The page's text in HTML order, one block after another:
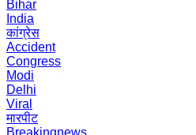
Bihar
India
कांग्रेस
Accident
Congress
Modi
Delhi
Viral
मारपीट
Breakingnews